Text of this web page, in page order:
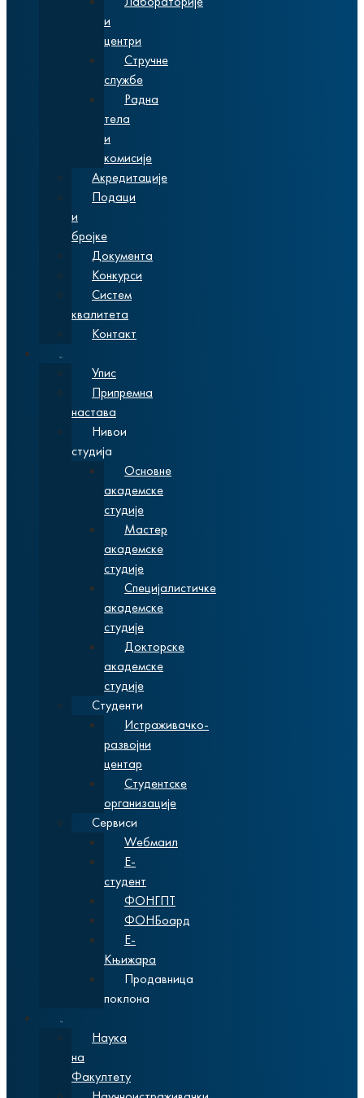
и
центри
Стручне
службе
Радна
тела
и
комисије
Акредитације
Подаци
и
бројке
Документа
Конкурси
Систем
квалитета
Контакт
Упис
Припремна
настава
Нивои
студија
Основне
академске
студије
Мастер
академске
студије
Специјалистичке
академске
студије
Докторске
академске
студије
Студенти
Истраживачко-
развојни
центар
Студентске
организације
Сервиси
Wебмаил
Е-
студент
ФОНГПТ
ФОНБоард
Е-
Књижара
Продавница
поклона
Наука
на
Факултету